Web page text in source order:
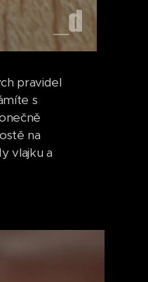
pravidel
s
na
vlajku a